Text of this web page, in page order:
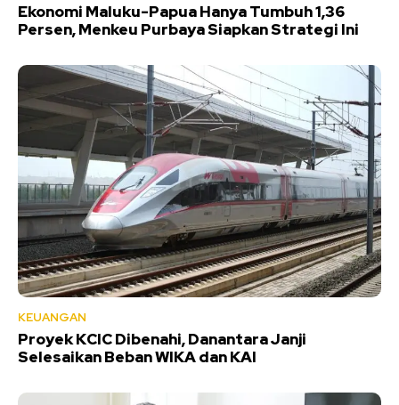
Ekonomi Maluku-Papua Hanya Tumbuh 1,36
Persen, Menkeu Purbaya Siapkan Strategi Ini
KEUANGAN
Proyek KCIC Dibenahi, Danantara Janji
Selesaikan Beban WIKA dan KAI